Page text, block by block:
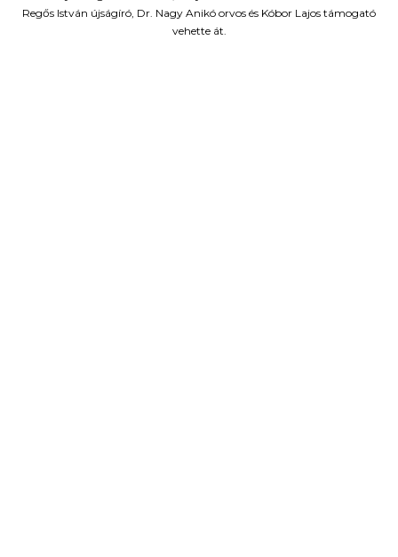
Regős István újságíró, Dr. Nagy Anikó orvos és Kóbor Lajos támogató
vehette át.